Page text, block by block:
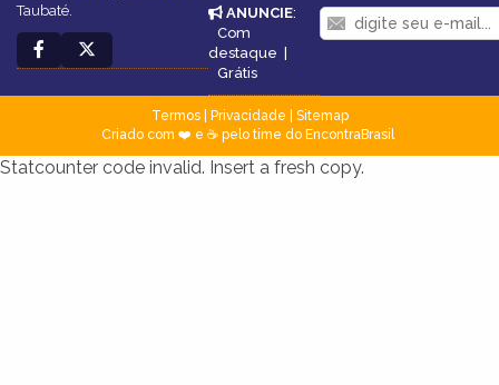
Taubaté.
ANUNCIE:
Com
destaque
Grátis
Termos| Privacidade
Sitemap
Criado com ❤️ e ☕ pelo time do EncontraBrasil
Statcounter code invalid. Insert a fresh copy.